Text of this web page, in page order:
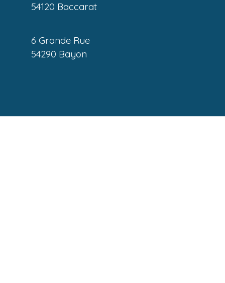
54120 Baccarat
6 Grande Rue
54290 Bayon